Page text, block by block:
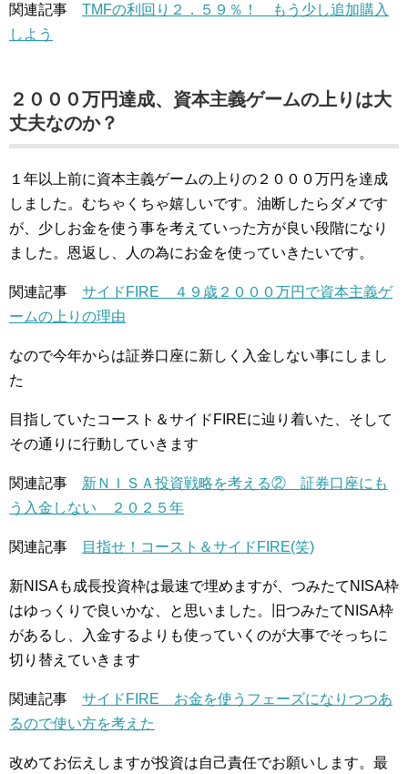
関連記事 TMFの利回り２．５９％！ もう少し追加購入
しよう
２０００万円達成、資本主義ゲームの上りは大
丈夫なのか？
１年以上前に資本主義ゲームの上りの２０００万円を達成
しました。むちゃくちゃ嬉しいです。油断したらダメです
が、少しお金を使う事を考えていった方が良い段階になり
ました。恩返し、人の為にお金を使っていきたいです。
関連記事 サイドFIRE ４９歳２０００万円で資本主義ゲ
ームの上りの理由
なので今年からは証券口座に新しく入金しない事にしまし
た
目指していたコースト＆サイドFIREに辿り着いた、そして
その通りに行動していきます
関連記事 新ＮＩＳＡ投資戦略を考える② 証券口座にも
う入金しない ２０２５年
関連記事 目指せ！コースト＆サイドFIRE(笑)
新NISAも成長投資枠は最速で埋めますが、つみたてNISA枠
はゆっくりで良いかな、と思いました。旧つみたてNISA枠
があるし、入金するよりも使っていくのが大事でそっちに
切り替えていきます
関連記事 サイドFIRE お金を使うフェーズになりつつあ
るので使い方を考えた
改めてお伝えしますが投資は自己責任でお願いします。最